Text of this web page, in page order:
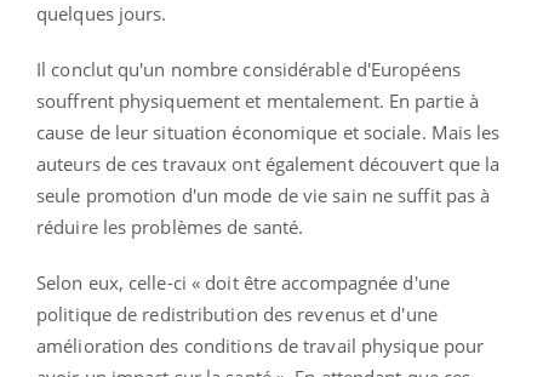
quelques jours.
Il conclut qu'un nombre considérable d'Européens
souffrent physiquement et mentalement. En partie à
cause de leur situation économique et sociale. Mais les
auteurs de ces travaux ont également découvert que la
seule promotion d'un mode de vie sain ne suffit pas à
réduire les problèmes de santé.
Selon eux, celle-ci « doit être accompagnée d'une
politique de redistribution des revenus et d'une
amélioration des conditions de travail physique pour